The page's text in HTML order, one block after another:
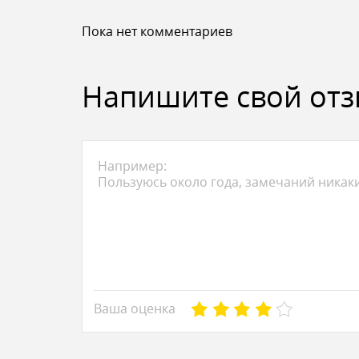
Пока нет комментариев
Напишите свой
Ваша оценка